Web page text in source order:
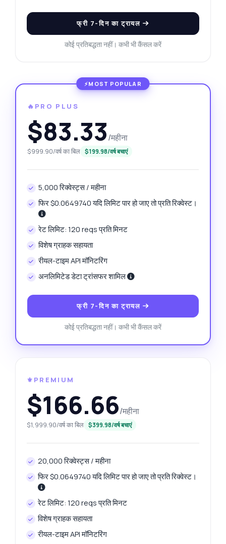
फ्री 7-दिन का ट्रायल
कोई प्रतिबद्धता नहीं। कभी भी कैंसल करें
🔥PRO PLUS
$83.33/महीना
$999.90/वर्ष का बिल $199.98/वर्ष बचाएं
5,000 रिक्वेस्ट्स / महीना
फिर $0.0649740 यदि लिमिट पार हो जाए तो प्रति रिक्वेस्ट।
रेट लिमिट: 120 reqs प्रति मिनट
विशेष ग्राहक सहायता
रीयल-टाइम API मॉनिटरिंग
अनलिमिटेड डेटा ट्रांसफर शामिल
फ्री 7-दिन का ट्रायल
कोई प्रतिबद्धता नहीं। कभी भी कैंसल करें
⚜️PREMIUM
$166.66/महीना
$1,999.90/वर्ष का बिल $399.98/वर्ष बचाएं
20,000 रिक्वेस्ट्स / महीना
फिर $0.0649740 यदि लिमिट पार हो जाए तो प्रति रिक्वेस्ट।
रेट लिमिट: 120 reqs प्रति मिनट
विशेष ग्राहक सहायता
रीयल-टाइम API मॉनिटरिंग